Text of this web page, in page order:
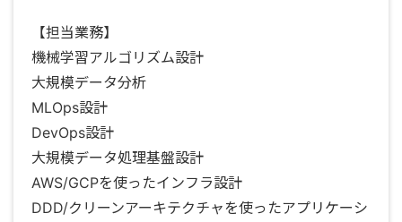
【担当業務】
機械学習アルゴリズム設計
大規模データ分析
MLOps設計
DevOps設計
大規模データ処理基盤設計
AWS/GCPを使ったインフラ設計
DDD/クリーンアーキテクチャを使ったアプリケーシ